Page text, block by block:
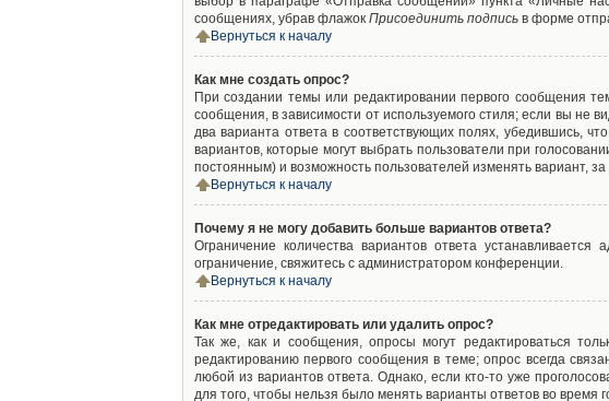
сообщениях, убрав флажок Присоединить подпись в форме
Вернуться к началу
Как мне создать опрос?
При создании темы или редактировании первого сообщения
сообщения, в зависимости от используемого стиля; если вы не
два варианта ответа в соответствующих полях, убедившись,
вариантов, которые могут выбрать пользователи при
постоянным) и возможность пользователей изменять вариант,
Вернуться к началу
Почему я не могу добавить больше вариантов ответа?
Ограничение количества вариантов ответа
ограничение, свяжитесь с администратором конференции.
Вернуться к началу
Как мне отредактировать или удалить опрос?
Так же, как и сообщения, опросы могут редактироваться
редактированию первого сообщения в теме; опрос всегда
любой из вариантов ответа. Однако, если кто-то уже
для того, чтобы нельзя было менять варианты ответов во время